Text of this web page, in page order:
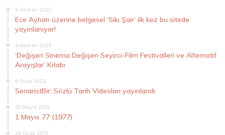
5 Haziran 2025
Ece Ayhan üzerine belgesel ‘Sıkı Şair’ ilk kez bu sitede
yayınlanıyor!
4 Haziran 2025
‘Değişen Sinema Değişen Seyirci-Film Festivalleri ve Alternatif
Arayışlar’ Kitabı
6 Ocak 2023
SenaristBir: Sözlü Tarih Videoları yayınlandı
30 Mayıs 2015
1 Mayıs 77 (1977)
26 Ocak 2015